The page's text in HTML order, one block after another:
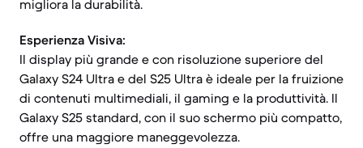
migliora la durabilità.
Esperienza Visiva:
Il display più grande e con risoluzione superiore del
Galaxy S24 Ultra e del S25 Ultra è ideale per la fruizione
di contenuti multimediali, il gaming e la produttività. Il
Galaxy S25 standard, con il suo schermo più compatto,
offre una maggiore maneggevolezza.